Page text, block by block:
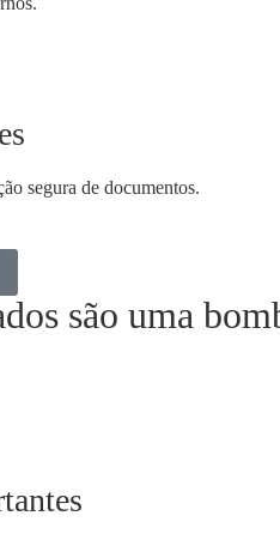
segura de documentos.
são uma